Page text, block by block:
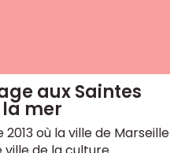
aux Saintes
mer
où la ville de Marseille